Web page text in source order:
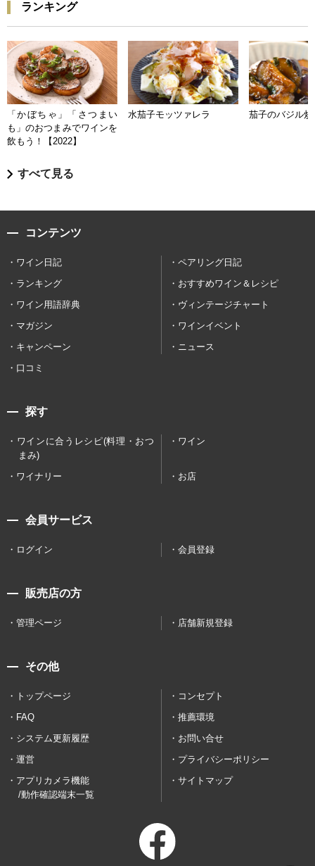
ランキング
「かぼちゃ」「さつまい
も」のおつまみでワインを
飲もう！【2022】
水茄子モッツァレラ 茄子のバジル炒
すべて見る
コンテンツ
ワイン日記
ペアリング日記
ランキング
おすすめワイン＆レシピ
ワイン用語辞典
ヴィンテージチャート
マガジン
ワインイベント
キャンペーン
ニュース
口コミ
探す
ワインに合うレシピ(料理・おつ
まみ)
ワイン
ワイナリー お店
会員サービス
ログイン 会員登録
販売店の方
管理ページ 店舗新規登録
その他
トップページ
コンセプト
FAQ
推薦環境
システム更新履歴
お問い合せ
運営
プライバシーポリシー
アプリカメラ機能
/動作確認端末一覧
サイトマップ